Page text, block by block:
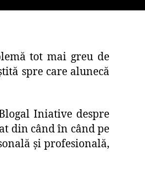
tot mai greu de
spre care alunecă
Iniative despre
din când în când pe
și profesională,